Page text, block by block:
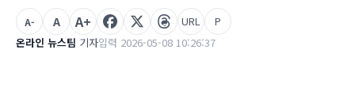
온라인 뉴스팀 기자입력 2026-05-08 10:26:37
A- A A+ URL P